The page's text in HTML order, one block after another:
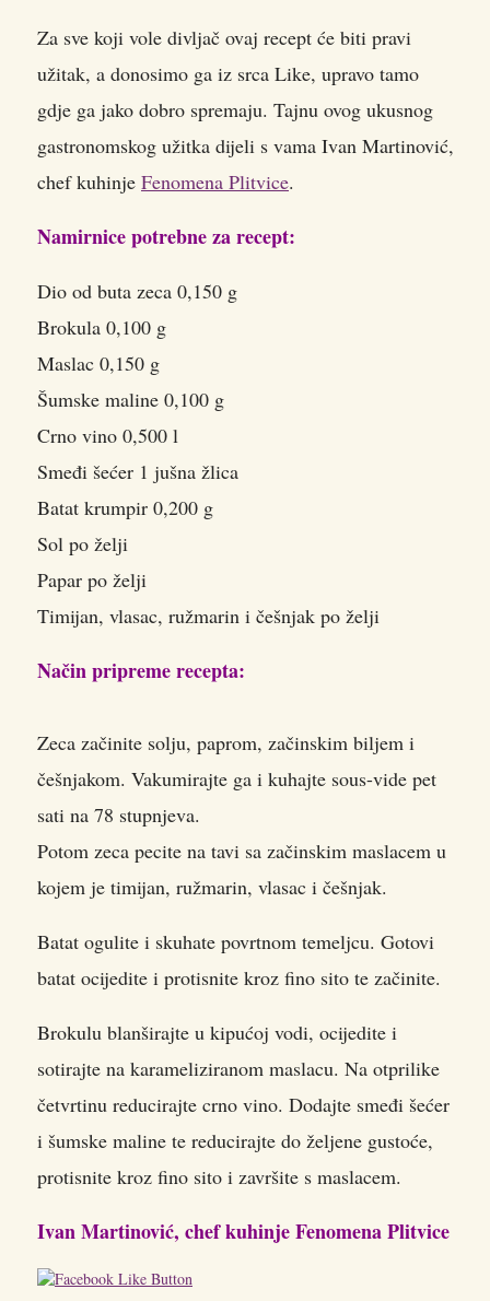
Za sve koji vole divljač ovaj recept će biti pravi
užitak, a donosimo ga iz srca Like, upravo tamo
gdje ga jako dobro spremaju. Tajnu ovog ukusnog
gastronomskog užitka dijeli s vama Ivan Martinović,
chef kuhinje Fenomena Plitvice.
Namirnice potrebne za recept:
Dio od buta zeca 0,150 g
Brokula 0,100 g
Maslac 0,150 g
Šumske maline 0,100 g
Crno vino 0,500 l
Smeđi šećer 1 jušna žlica
Batat krumpir 0,200 g
Sol po želji
Papar po želji
Timijan, vlasac, ružmarin i češnjak po želji
Način pripreme recepta:
Zeca začinite solju, paprom, začinskim biljem i
češnjakom. Vakumirajte ga i kuhajte sous-vide pet
sati na 78 stupnjeva.
Potom zeca pecite na tavi sa začinskim maslacem u
kojem je timijan, ružmarin, vlasac i češnjak.
Batat ogulite i skuhate povrtnom temeljcu. Gotovi
batat ocijedite i protisnite kroz fino sito te začinite.
Brokulu blanširajte u kipućoj vodi, ocijedite i
sotirajte na karameliziranom maslacu. Na otprilike
četvrtinu reducirajte crno vino. Dodajte smeđi šećer
i šumske maline te reducirajte do željene gustoće,
protisnite kroz fino sito i završite s maslacem.
Ivan Martinović, chef kuhinje Fenomena Plitvice